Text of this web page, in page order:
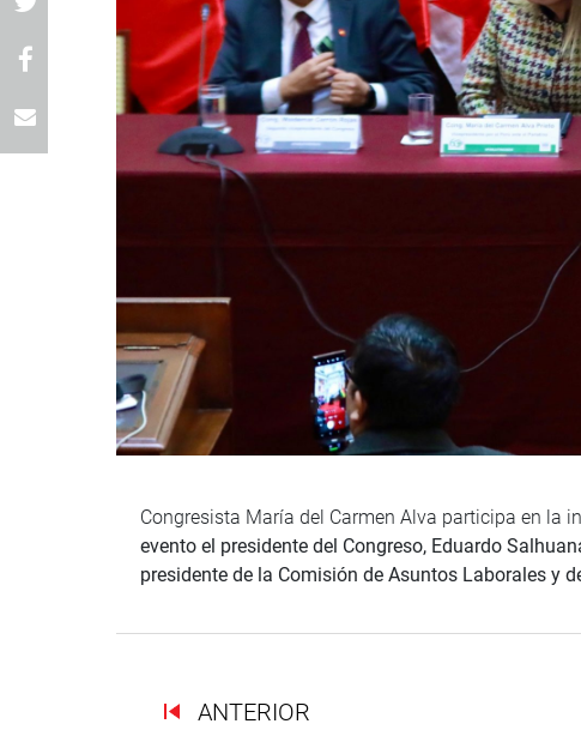
Congresista María del Carmen Alva participa en la in
evento el presidente del Congreso, Eduardo
presidente de la Comisión de Asuntos Laborales y
ANTERIOR